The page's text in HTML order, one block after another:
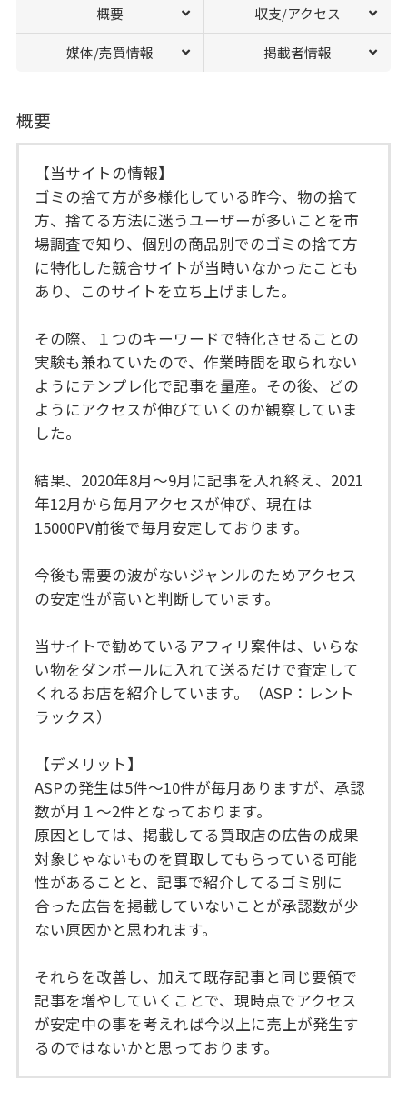
概要 収支/アクセス
媒体/売買情報 掲載者情報
概要
【当サイトの情報】
ゴミの捨て方が多様化している昨今、物の捨て
方、捨てる方法に迷うユーザーが多いことを市
場調査で知り、個別の商品別でのゴミの捨て方
に特化した競合サイトが当時いなかったことも
あり、このサイトを立ち上げました。
その際、１つのキーワードで特化させることの
実験も兼ねていたので、作業時間を取られない
ようにテンプレ化で記事を量産。その後、どの
ようにアクセスが伸びていくのか観察していま
した。
結果、2020年8月～9月に記事を入れ終え、2021
年12月から毎月アクセスが伸び、現在は
15000PV前後で毎月安定しております。
今後も需要の波がないジャンルのためアクセス
の安定性が高いと判断しています。
当サイトで勧めているアフィリ案件は、いらな
い物をダンボールに入れて送るだけで査定して
くれるお店を紹介しています。（ASP：レント
ラックス）
【デメリット】
ASPの発生は5件～10件が毎月ありますが、承認
数が月１～2件となっております。
原因としては、掲載してる買取店の広告の成果
対象じゃないものを買取してもらっている可能
性があることと、記事で紹介してるゴミ別に
合った広告を掲載していないことが承認数が少
ない原因かと思われます。
それらを改善し、加えて既存記事と同じ要領で
記事を増やしていくことで、現時点でアクセス
が安定中の事を考えれば今以上に売上が発生す
るのではないかと思っております。